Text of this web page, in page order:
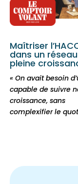
Maîtriser
dans un
pleine
« On avait besoin
capable de suivre
croissance, sans
complexifier le